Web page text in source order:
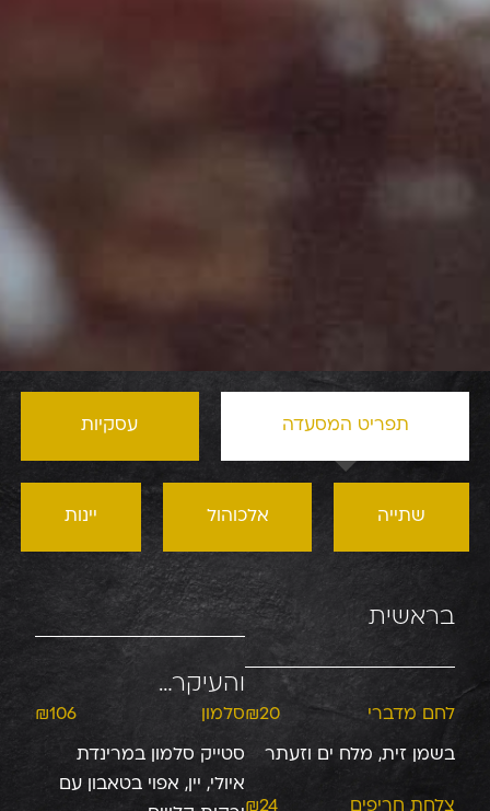
תפריט המסעדה עסקיות
שתייה אלכוהול יינות
בראשית
לחם מדברי ₪20
בשמן זית, מלח ים וזעתר
צלחת חריפים ₪24
והעיקר…
סלמון ₪106
סטייק סלמון במרינדת
איולי, יין, אפוי בטאבון עם